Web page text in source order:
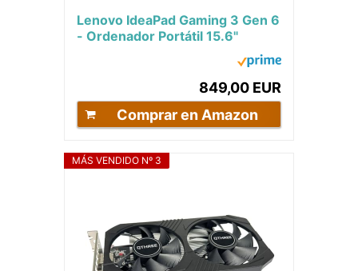
Lenovo IdeaPad Gaming 3 Gen 6
- Ordenador Portátil 15.6"
849,00 EUR
Comprar en Amazon
MÁS VENDIDO Nº 3